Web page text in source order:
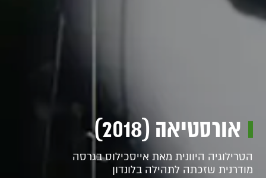
אורסטיאה (2018)
הטרילוגיה היוונית מאת אייסכילוס בגרסה
מודרנית שזכתה לתהילה בלונדון